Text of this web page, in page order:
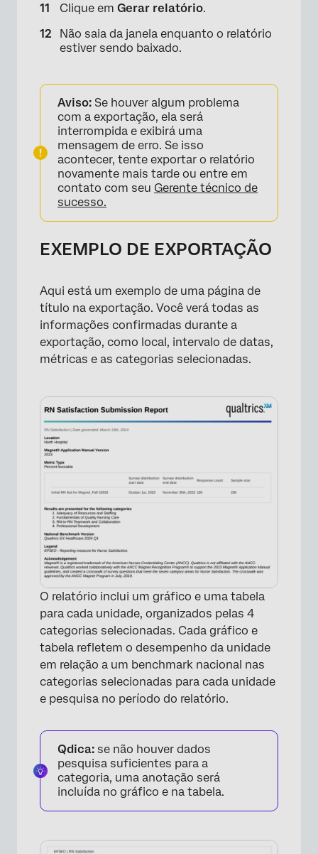
×
Clique em Gerar relatório.
Não saia da janela enquanto o relatório
estiver sendo baixado.
Aviso: Se houver algum problema
com a exportação, ela será
interrompida e exibirá uma
mensagem de erro. Se isso
acontecer, tente exportar o relatório
novamente mais tarde ou entre em
contato com seu Gerente técnico de
sucesso.
EXEMPLO DE EXPORTAÇÃO
Aqui está um exemplo de uma página de
título na exportação. Você verá todas as
informações confirmadas durante a
exportação, como local, intervalo de datas,
métricas e as categorias selecionadas.
O relatório inclui um gráfico e uma tabela
para cada unidade, organizados pelas 4
categorias selecionadas. Cada gráfico e
tabela refletem o desempenho da unidade
em relação a um benchmark nacional nas
categorias selecionadas para cada unidade
e pesquisa no período do relatório.
Qdica: se não houver dados
pesquisa suficientes para a
categoria, uma anotação será
incluída no gráfico e na tabela.